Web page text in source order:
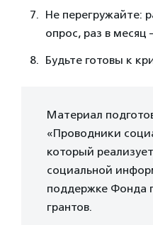
Не перегружайте:
опрос, раз в
Будьте готовы к
Материал
«Проводники
который
социальной
поддержке Фонда
грантов.